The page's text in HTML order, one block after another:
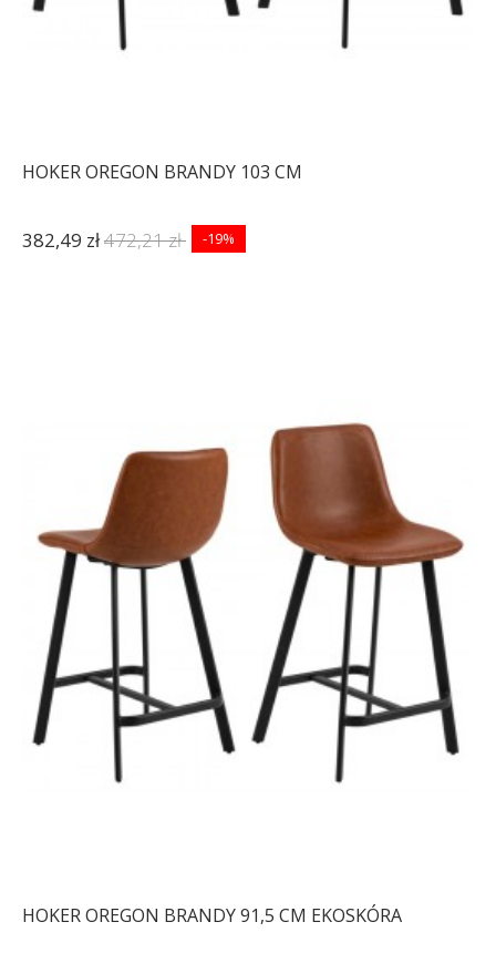
HOKER OREGON BRANDY 103 CM
382,49 zł472,21 zł -19%
HOKER OREGON BRANDY 91,5 CM EKOSKÓRA